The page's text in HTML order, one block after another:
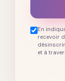
En
recevoir
et à